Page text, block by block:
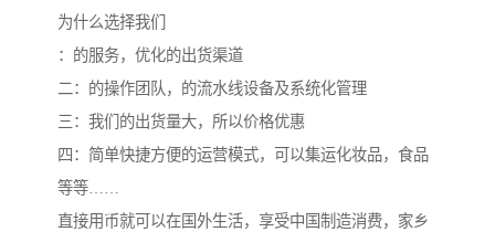
为什么选择我们
：的服务，优化的出货渠道
二：的操作团队，的流水线设备及系统化管理
三：我们的出货量大，所以价格优惠
四：简单快捷方便的运营模式，可以集运化妆品，食品
等等……
直接用币就可以在国外生活，享受中国制造消费，家乡